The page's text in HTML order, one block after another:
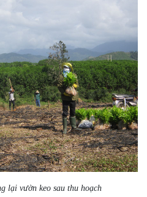
lại vườn keo sau thu hoạch